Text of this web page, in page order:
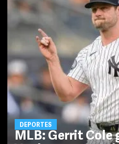
DEPORTES
MLB: Gerrit Cole